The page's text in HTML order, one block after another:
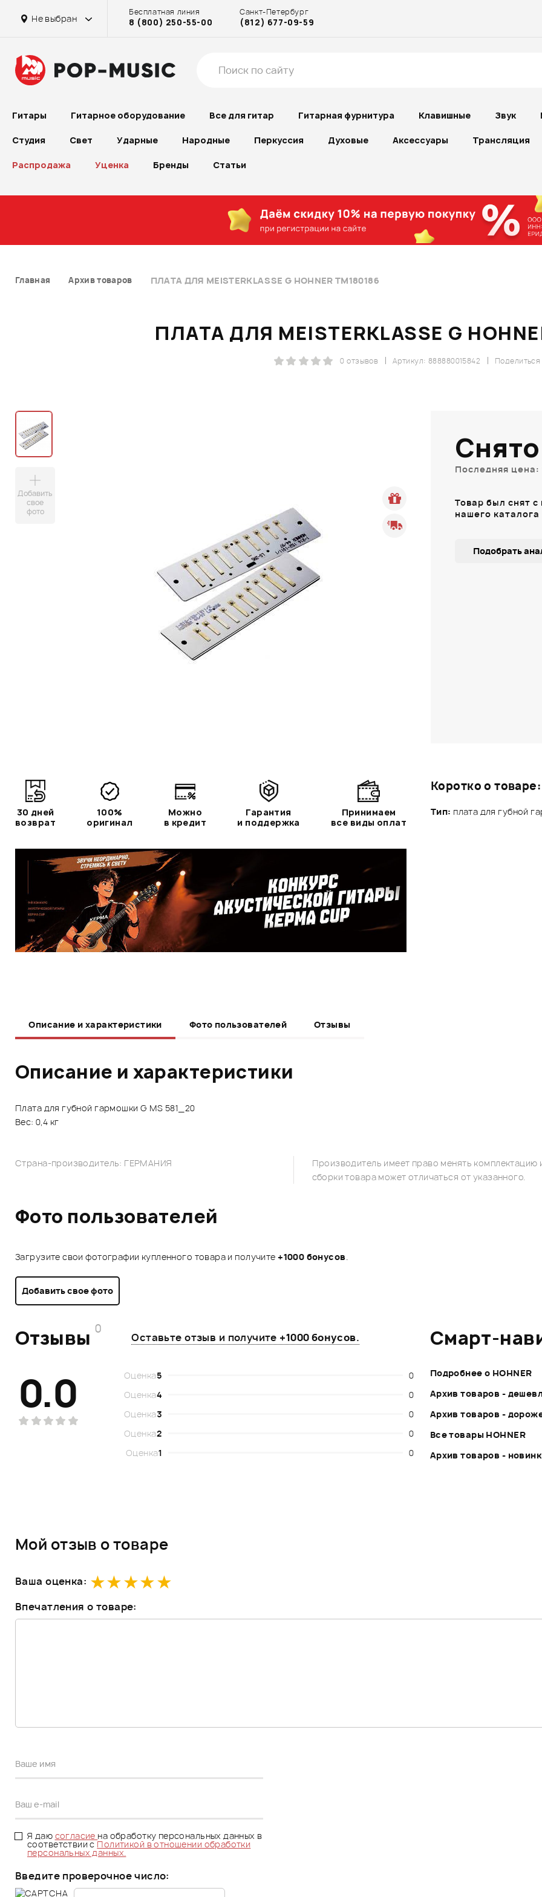
Не выбран
Бесплатная линия
8 (800) 250-55-00
Санкт-Петербург
(812) 677-09-59
Гитары Гитарное оборудование Все для гитар Гитарная фурнитура Клавишные Звук
Студия Свет Ударные Народные Перкуссия Духовые Аксессуары Трансляция
Распродажа Уценка Бренды Статьи
Главная Архив товаров ПЛАТА ДЛЯ MEISTERKLASSE G HOHNER TM180186
ПЛАТА ДЛЯ MEISTERKLASSE G
Поделиться
Артикул: 888880015842
0 отзывов
Добавить
свое
фото
Коротко о товаре:
Тип: плата для губной
Последняя цена:
Товар был снят
нашего каталога
Подобрать
30 дней
возврат
100%
оригинал
Можно
в кредит
Гарантия
и поддержка
Принимаем
все виды оплат
Описание и характеристики Фото пользователей Отзывы
Описание и характеристики
Плата для губной гармошки G MS 581_20
Вес: 0,4 кг
Страна-производитель: ГЕРМАНИЯ
Производитель имеет право менять
сборки товара может отличаться от указанного.
Фото пользователей
Загрузите свои фотографии купленного товара и получите+1000 бонусов.
Добавить свое фото
Отзывы 0
Оставьте отзыв и получите +1000 бонусов.
0.0 Оценка5
0
Оценка4
0
Оценка3
0
Оценка2
0
Оценка1 0
Смарт-
Подробнее о HOHNER
Архив товаров -
Архив товаров -
Все товары HOHNER
Архив товаров -
Мой отзыв о товаре
Ваша оценка:
Впечатления о товаре:
Я даю согласие на обработку персональных данных в
соответствии сПолитикой в отношении обработки
персональных данных.
Введите проверочное число: